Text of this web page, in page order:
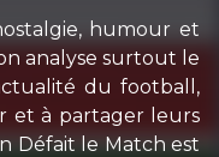
humour et
analyse surtout le
du football,
et à partager leurs
Défait le Match est